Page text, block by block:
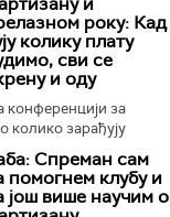
року: Кад
колику плату
сви се
и оду
конференцији за
колико зарађују
Партизана, нагласио
Спреман сам
помогнем клубу и
још више научим о